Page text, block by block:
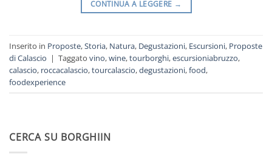
CONTINUA A LEGGERE →
Inserito in Proposte,Storia, Natura, Degustazioni, Escursioni, Proposte
di Calascio | Taggato vino,wine,tourborghi,escursioniabruzzo,
calascio, roccacalascio,tourcalascio,degustazioni,food,
foodexperience
CERCA SU BORGHIIN